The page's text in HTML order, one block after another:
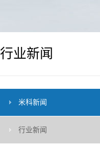
行业新闻
米科新闻
行业新闻